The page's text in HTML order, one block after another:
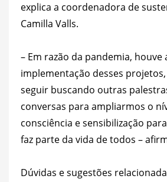
explica a coordenadora de
Camilla Valls.
– Em razão da pandemia, houve
implementação desses
seguir buscando outras
conversas para ampliarmos o
consciência e sensibilização
faz parte da vida de todos –
Dúvidas e sugestões